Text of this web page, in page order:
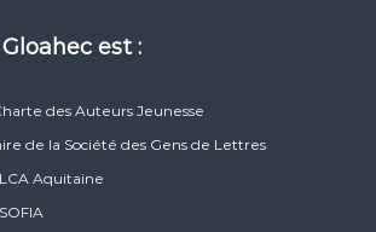
est :
des Auteurs Jeunesse
de la Société des Gens de Lettres
Aquitaine